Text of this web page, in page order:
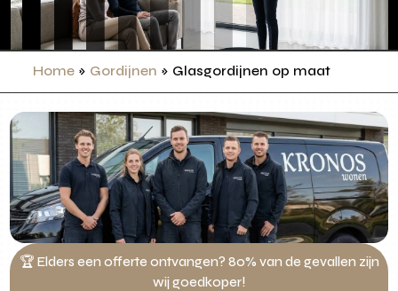
Home» Gordijnen » Glasgordijnen op maat
🏆 Elders een offerte ontvangen? 80% van de gevallen zijn
wij goedkoper!